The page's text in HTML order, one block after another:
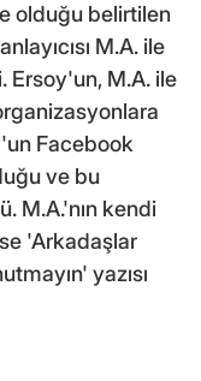
olduğu belirtilen
M.A. ile
Ersoy'un, M.A. ile
Facebook
ve bu
M.A.'nın kendi
'Arkadaşlar
yazısı